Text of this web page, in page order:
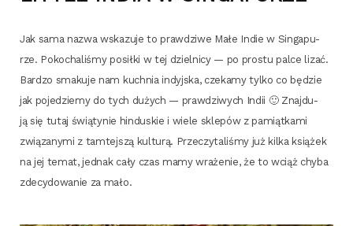
Jak sama nazwa wska­zu­je to praw­dzi­we Małe Indie w Sin­ga­pu­
rze. Poko­cha­li­śmy posił­ki w tej dziel­ni­cy — po pro­stu pal­ce lizać.
Bar­dzo sma­ku­je nam kuch­nia indyj­ska, cze­ka­my tyl­ko co będzie
jak poje­dzie­my do tych dużych — praw­dzi­wych Indii 🙂 Znaj­du­
ją się tutaj świą­ty­nie hin­du­skie i wie­le skle­pów z pamiąt­ka­mi
zwią­za­ny­mi z tam­tej­szą kul­tu­rą. Prze­czy­ta­li­śmy już kil­ka ksią­żek
na jej temat, jed­nak cały czas mamy wra­że­nie, że to wciąż chy­ba
zde­cy­do­wa­nie za mało.